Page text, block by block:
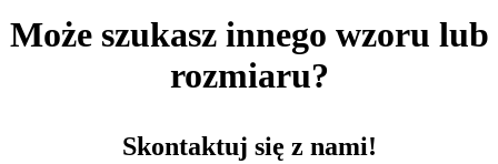
Może szukasz innego wzoru lub
rozmiaru?
Skontaktuj się z nami!